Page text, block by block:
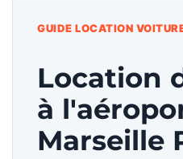
GUIDE LOCATION
Location
à
Marseille